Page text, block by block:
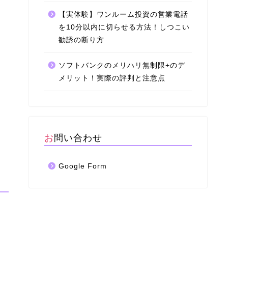
【実体験】ワンルーム投資の営業電話
を10分以内に切らせる方法！しつこい
勧誘の断り方
ソフトバンクのメリハリ無制限+のデ
メリット！実際の評判と注意点
お問い合わせ
Google Form